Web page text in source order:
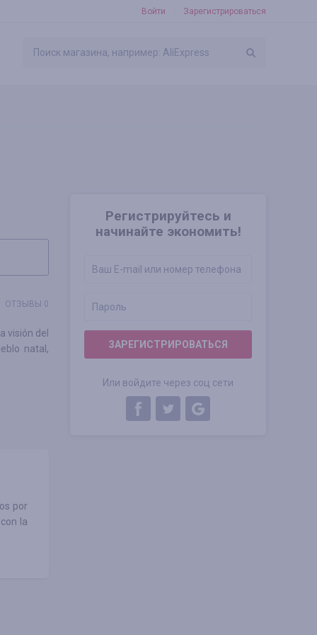
Войти Зарегистрироваться
Регистрируйтесь и
начинайте экономить!
ЗАРЕГИСТРИРОВАТЬСЯ
Или войдите через соц сети
ОТЗЫВЫ 0
visión del
natal,
por
la